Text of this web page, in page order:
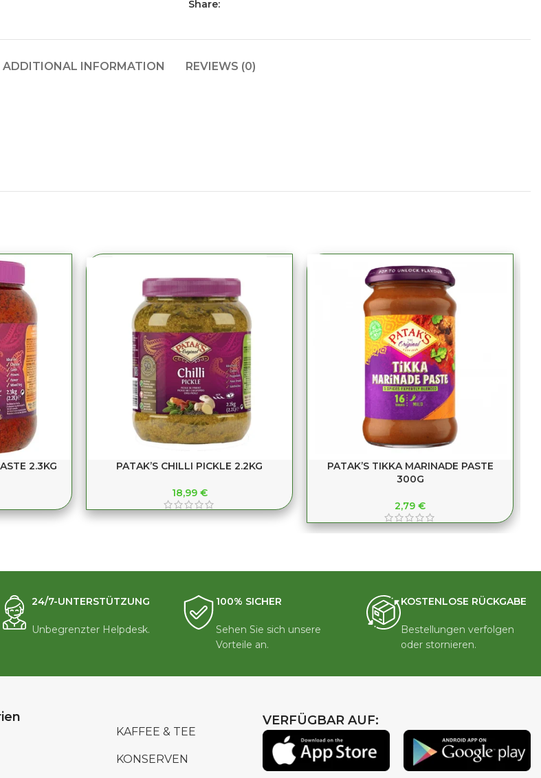
Share:
ADDITIONAL INFORMATION REVIEWS (0)
2.3KG PATAK’S CHILLI PICKLE 2.2KG
18,99 €
PATAK’S TIKKA MARINADE PASTE
300G
2,79 €
24/7-UNTERSTÜTZUNG
Unbegrenzter Helpdesk.
100% SICHER
Sehen Sie sich unsere
Vorteile an.
KOSTENLOSE RÜCKGABE
Bestellungen verfolgen
oder stornieren.
KAFFEE & TEE
KONSERVEN
VERFÜGBAR AUF: